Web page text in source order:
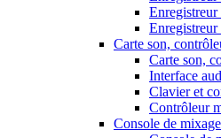
Enregistreur
Carte son,
Carte son,
Interface
Clavier et
Contrôleur
Console de mixage